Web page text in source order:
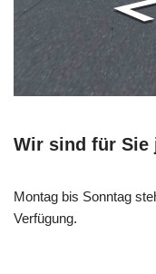
Wir sind für Sie
Montag bis Sonntag
Verfügung.